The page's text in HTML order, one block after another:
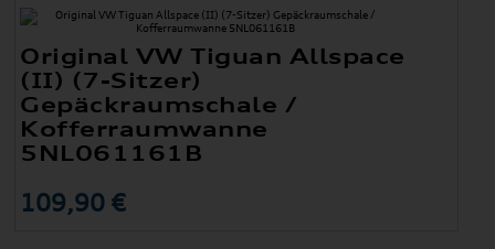
Original VW Tiguan Allspace
(II) (7-Sitzer)
Gepäckraumschale /
Kofferraumwanne
5NL061161B
109,90 €